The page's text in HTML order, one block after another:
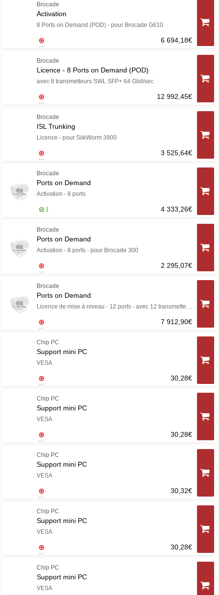
Brocade
Activation
8 Ports on Demand (POD) - pour Brocade G610
6 694,18€
Brocade
Licence - 8 Ports on Demand (POD)
avec 8 transmetteurs SWL SFP+ 64 Gbit/sec
12 992,45€
Brocade
ISL Trunking
Licence - pour SilkWorm 3900
3 525,64€
Brocade
Ports on Demand
Activation - 8 ports
4 333,26€
1
Brocade
Ports on Demand
Activation - 8 ports - pour Brocade 300
2 295,07€
Brocade
Ports on Demand
7 912,90€
Chip PC
Support mini PC
VESA
30,28€
Chip PC
Support mini PC
VESA
30,28€
Chip PC
Support mini PC
VESA
30,32€
Chip PC
Support mini PC
VESA
30,28€
Chip PC
Support mini PC
VESA